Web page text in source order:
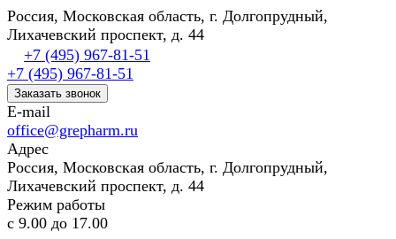
Россия, Московская область, г. Долгопрудный,
Лихачевский проспект, д. 44
+7 (495) 967-81-51
+7 (495) 967-81-51
Заказать звонок
E-mail
office@grepharm.ru
Адрес
Россия, Московская область, г. Долгопрудный,
Лихачевский проспект, д. 44
Режим работы
с 9.00 до 17.00